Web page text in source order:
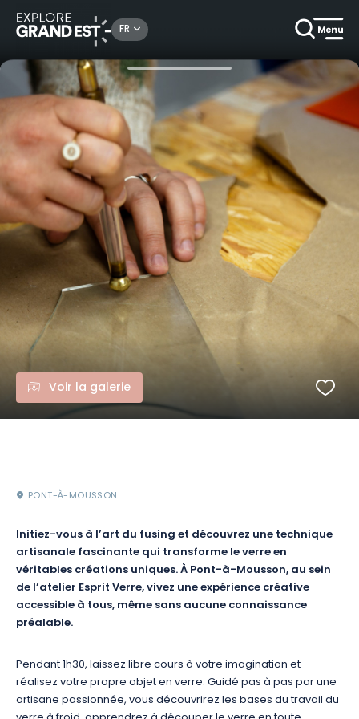
FR
Autour des savoir-faire Initiation au Fusing à Pont-à-Mousson
Voir la galerie
PONT-À-MOUSSON
Initiez-vous à l’art du fusing et découvrez une technique
artisanale fascinante qui transforme le verre en
véritables créations uniques. À Pont-à-Mousson, au sein
de l’atelier Esprit Verre, vivez une expérience créative
accessible à tous, même sans aucune connaissance
préalable.
Pendant 1h30, laissez libre cours à votre imagination et
réalisez votre propre objet en verre. Guidé pas à pas par une
artisane passionnée, vous découvrirez les bases du travail du